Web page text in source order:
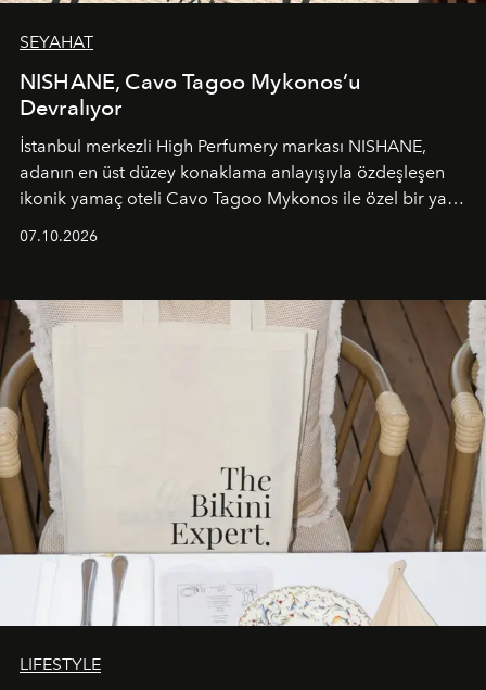
SEYAHAT
NISHANE, Cavo Tagoo Mykonos’u
Devralıyor
İstanbul merkezli High Perfumery markası NISHANE,
adanın en üst düzey konaklama anlayışıyla özdeşleşen
ikonik yamaç oteli Cavo Tagoo Mykonos ile özel bir yaz
buluşturarak markanın Cavo Tagoo’daki varlığını
sürükleyici ve mevsime özel bir deneyime dönüştürüyor.
07.10.2026
LIFESTYLE